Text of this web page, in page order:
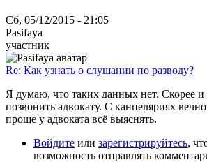
Сб, 05/12/2015 - 21:05
Pasifaya
участник
Re: Как узнать о слушании по разводу?
Я думаю, что таких данных нет. Скорее и
позвонить адвокату. С канцеляриях
проще у адвоката всё выяснять.
Войдите или зарегистрируйтесь,
возможность отправлять